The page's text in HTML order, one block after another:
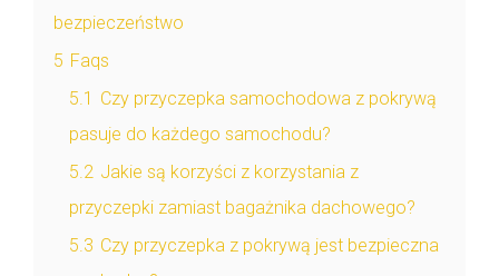
bezpieczeństwo
5 Faqs
5.1 Czy przyczepka samochodowa z pokrywą
pasuje do każdego samochodu?
5.2 Jakie są korzyści z korzystania z
przyczepki zamiast bagażnika dachowego?
5.3 Czy przyczepka z pokrywą jest bezpieczna